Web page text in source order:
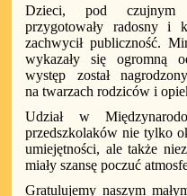
Dzieci, pod czujnym
przygotowały radosny i
zachwycił publiczność.
wykazały się ogromną
występ został
na twarzach rodziców i
Udział w
przedszkolaków nie tylko
umiejętności, ale także
miały szansę poczuć
Gratulujemy naszym